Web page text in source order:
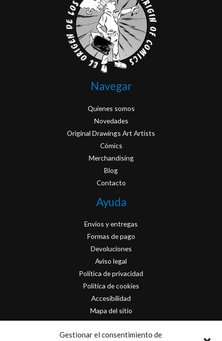
Gestionar el consentimiento de
Navegar
Quienes somos
Novedades
Original Drawings Art Artists
Cómics
Merchandising
Blog
Contacto
Ayuda
Envios y entregas
Formas de pago
Devoluciones
Aviso legal
Política de privacidad
Política de cookies
Accesibilidad
Mapa del sitio
Contacto